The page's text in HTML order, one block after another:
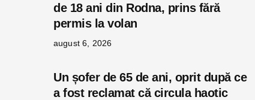
de 18 ani din Rodna, prins fără
permis la volan
august 6, 2026
Un șofer de 65 de ani, oprit după ce
a fost reclamat că circula haotic